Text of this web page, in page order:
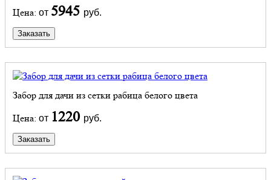
Цена: от 5945 руб.
Заказать
Забор для дачи из сетки рабица белого цвета
Цена: от 1220 руб.
Заказать